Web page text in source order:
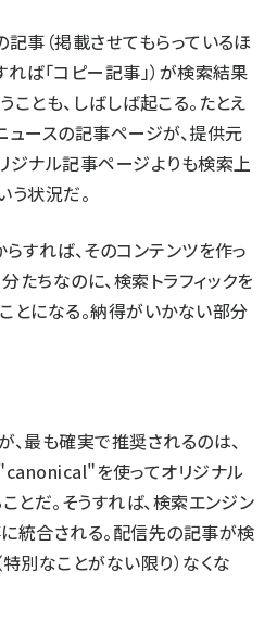
事（掲載させてもらっているほ
ば「コピー記事」）が検索結果
とも、しばしば起こる。たとえ
ュースの記事ページが、提供元
ジナル記事ページよりも検索上
う状況だ。
すれば、そのコンテンツを作っ
ちなのに、検索トラフィックを
とになる。納得がいかない部分
最も確実で推奨されるのは、
を使ってオリジナル
だ。そうすれば、検索エンジン
統合される。配信先の記事が検
別なことがない限り）なくな